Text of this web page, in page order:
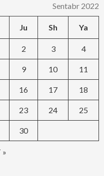
Sentabr 2022
Ju Sh Ya
»
2 3 4
9 10 11
16 17 18
23 24 25
30